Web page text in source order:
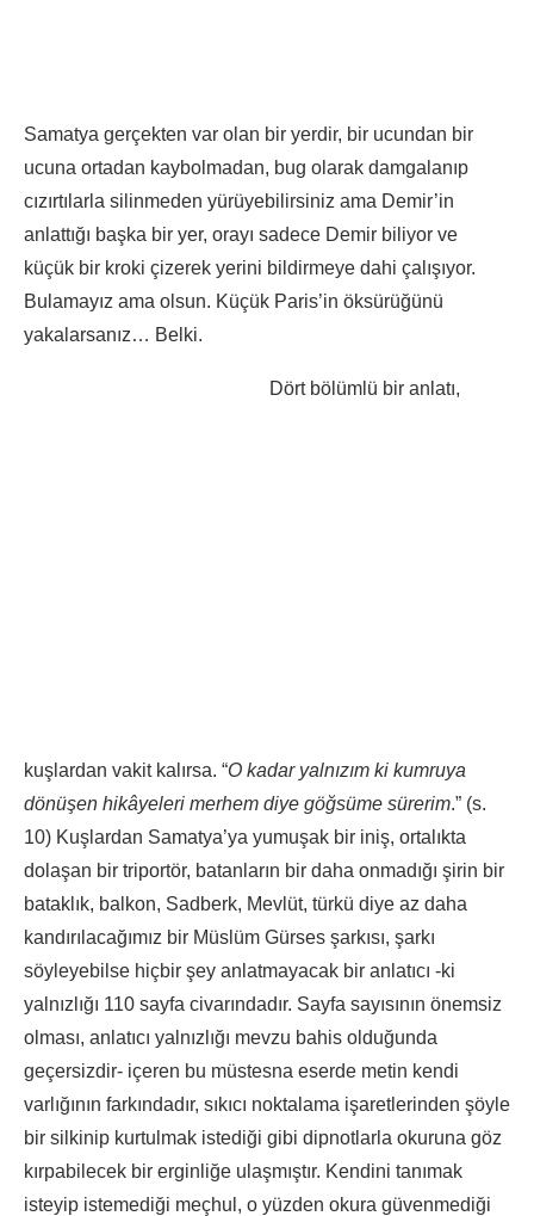
Samatya gerçekten var olan bir yerdir, bir ucundan bir
ucuna ortadan kaybolmadan, bug olarak damgalanıp
cızırtılarla silinmeden yürüyebilirsiniz ama Demir’in
anlattığı başka bir yer, orayı sadece Demir biliyor ve
küçük bir kroki çizerek yerini bildirmeye dahi çalışıyor.
Bulamayız ama olsun. Küçük Paris’in öksürüğünü
yakalarsanız… Belki.
Dört bölümlü bir anlatı,
kuşlardan vakit kalırsa. “O kadar yalnızım ki kumruya
dönüşen hikâyeleri merhem diye göğsüme sürerim.” (s.
10) Kuşlardan Samatya’ya yumuşak bir iniş, ortalıkta
dolaşan bir triportör, batanların bir daha onmadığı şirin bir
bataklık, balkon, Sadberk, Mevlüt, türkü diye az daha
kandırılacağımız bir Müslüm Gürses şarkısı, şarkı
söyleyebilse hiçbir şey anlatmayacak bir anlatıcı -ki
yalnızlığı 110 sayfa civarındadır. Sayfa sayısının önemsiz
olması, anlatıcı yalnızlığı mevzu bahis olduğunda
geçersizdir- içeren bu müstesna eserde metin kendi
varlığının farkındadır, sıkıcı noktalama işaretlerinden şöyle
bir silkinip kurtulmak istediği gibi dipnotlarla okuruna göz
kırpabilecek bir erginliğe ulaşmıştır. Kendini tanımak
isteyip istemediği meçhul, o yüzden okura güvenmediği